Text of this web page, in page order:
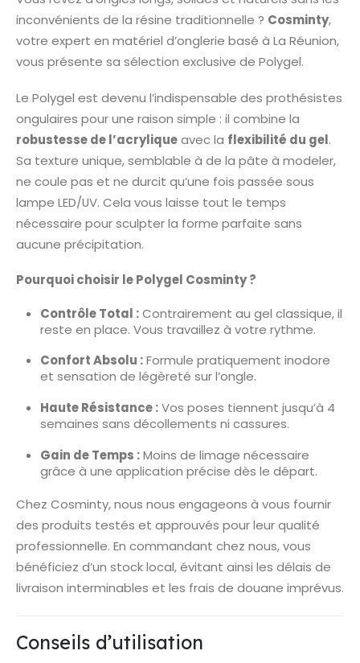
inconvénients de la résine traditionnelle ? Cosminty,
votre expert en matériel d’onglerie basé à La Réunion,
vous présente sa sélection exclusive de Polygel.
Le Polygel est devenu l’indispensable des prothésistes
ongulaires pour une raison simple : il combine la
robustesse de l’acryliqueavec la flexibilité du gel.
Sa texture unique, semblable à de la pâte à modeler,
ne coule pas et ne durcit qu’une fois passée sous
lampe LED/UV. Cela vous laisse tout le temps
nécessaire pour sculpter la forme parfaite sans
aucune précipitation.
Pourquoi choisir le Polygel Cosminty ?
Contrôle Total :Contrairement au gel classique, il
reste en place. Vous travaillez à votre rythme.
Confort Absolu :Formule pratiquement inodore
et sensation de légèreté sur l’ongle.
Haute Résistance :Vos poses tiennent jusqu’à 4
semaines sans décollements ni cassures.
Gain de Temps :Moins de limage nécessaire
grâce à une application précise dès le départ.
Chez Cosminty, nous nous engageons à vous fournir
des produits testés et approuvés pour leur qualité
professionnelle. En commandant chez nous, vous
bénéficiez d’un stock local, évitant ainsi les délais de
livraison interminables et les frais de douane imprévus.
Conseils d’utilisation